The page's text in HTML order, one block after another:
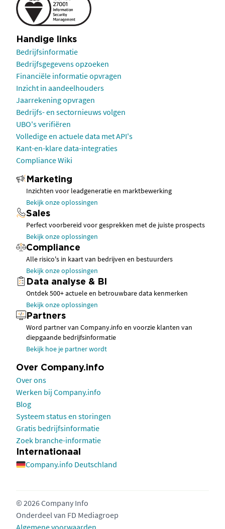
Handige links
Bedrijfsinformatie
Bedrijfsgegevens opzoeken
Financiële informatie opvragen
Inzicht in aandeelhouders
Jaarrekening opvragen
Bedrijfs- en sectornieuws volgen
UBO's verifiëren
Volledige en actuele data met API's
Kant-en-klare data-integraties
Compliance Wiki
Marketing
Inzichten voor leadgeneratie en marktbewerking
Bekijk onze oplossingen
Sales
Perfect voorbereid voor gesprekken met de juiste prospects
Bekijk onze oplossingen
Compliance
Alle risico's in kaart van bedrijven en bestuurders
Bekijk onze oplossingen
Data analyse & BI
Ontdek 500+ actuele en betrouwbare data kenmerken
Bekijk onze oplossingen
Partners
Word partner van Company.info en voorzie klanten van
diepgaande bedrijfsinformatie
Bekijk hoe je partner wordt
Over Company.info
Over ons
Werken bij Company.info
Blog
Systeem status en storingen
Gratis bedrijfsinformatie
Zoek branche-informatie
Internationaal
Company.info Deutschland
© 2026 Company Info
Onderdeel van FD Mediagroep